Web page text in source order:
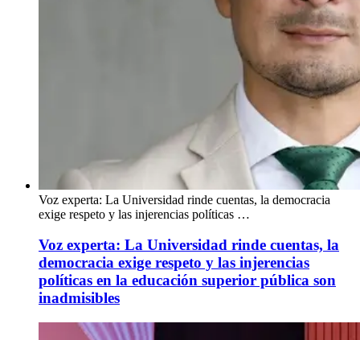
Voz experta: La Universidad rinde cuentas, la democracia
exige respeto y las injerencias políticas …
Voz experta: La Universidad rinde cuentas, la
democracia exige respeto y las injerencias
políticas en la educación superior pública son
inadmisibles